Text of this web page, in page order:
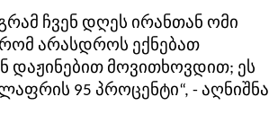
ჩვენ დღეს ირანთან ომი
არასდროს ექნებათ
დაჟინებით მოვითხოვდით; ეს
95 პროცენტი“, - აღნიშნა